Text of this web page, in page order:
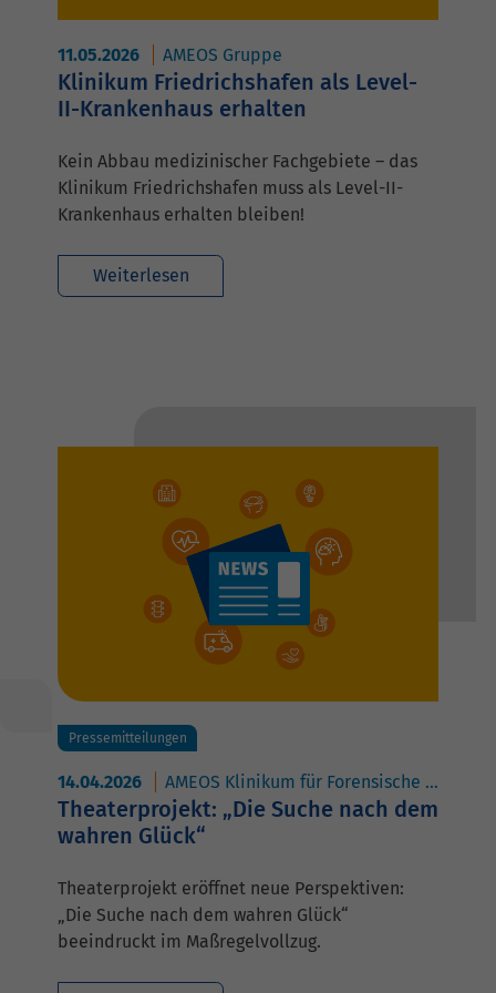
11.05.2026 AMEOS Gruppe
Klinikum Friedrichshafen als Level-
II-Krankenhaus erhalten
Kein Abbau medizinischer Fachgebiete – das
Klinikum Friedrichshafen muss als Level-II-
Krankenhaus erhalten bleiben!
Weiterlesen
Pressemitteilungen
14.04.2026 AMEOS Klinikum für Forensische Psychiatrie und Psychotherapie Neustadt
Theaterprojekt: „Die Suche nach dem
wahren Glück“
Theaterprojekt eröffnet neue Perspektiven:
„Die Suche nach dem wahren Glück“
beeindruckt im Maßregelvollzug.